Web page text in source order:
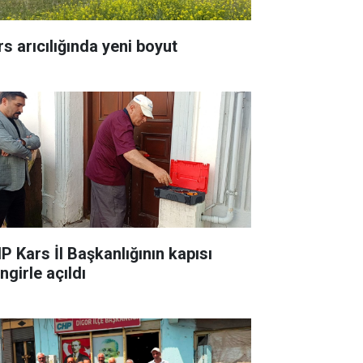
arıcılığında yeni boyut
Kars İl Başkanlığının kapısı
açıldı